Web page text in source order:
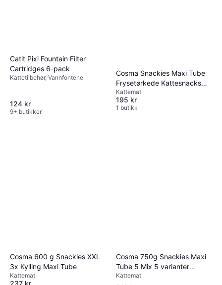
Catit Pixi Fountain Filter
Cartridges 6-pack
Kattetilbehør, Vannfontene
124 kr
9+ butikker
Cosma Snackies Maxi Tube
Frysetørkede Kattesnacks
Kylling 160 g 0.2kg
Kattemat
195 kr
1 butikk
Cosma 600 g Snackies XXL
3x Kylling Maxi Tube
Kattemat
237 kr
Cosma 750g Snackies Maxi
Tube 5 Mix 5 varianter
0.45kg
Kattemat